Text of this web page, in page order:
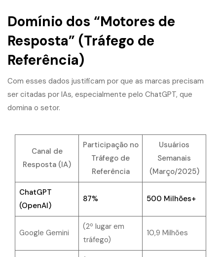
Domínio dos “Motores de
Resposta” (Tráfego de
Referência)
Com esses dados justificam por que as marcas precisam
ser citadas por IAs, especialmente pelo ChatGPT, que
domina o setor.
Canal de
Resposta (IA)
Participação no
Tráfego de
Referência
Usuários
Semanais
(Março/2025)
ChatGPT
(OpenAI)
87% 500 Milhões+
Google Gemini
(2º lugar em
tráfego)
10,9 Milhões